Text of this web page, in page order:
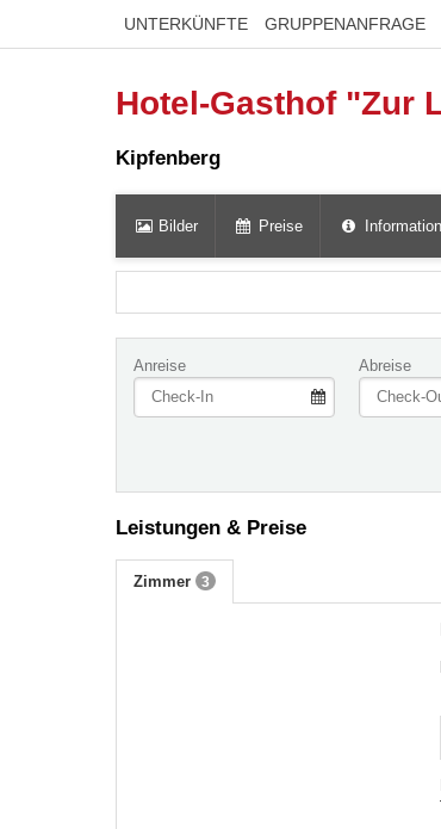
UNTERKÜNFTE GRUPPENANFRAGE
Hotel-Gasthof "Zur
Kipfenberg
Bilder Preise
Anreise Abreise
Leistungen & Preise
Zimmer 3